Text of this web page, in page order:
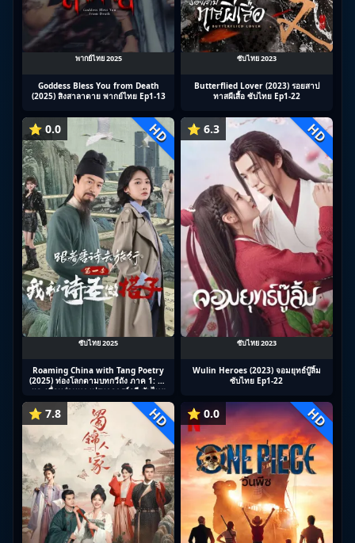
พากย์ไทย 2025
Goddess Bless You from Death
(2025) สิงสาลาตาย พากย์ไทย Ep1-13
ซับไทย 2023
Butterflied Lover (2023) รอยสาป
ทาสผีเสื้อ ซับไทย Ep1-22
⭐ 0.0 HD
ซับไทย 2025
Roaming China with Tang Poetry
(2025) ท่องโลกตามบทกวีถัง ภาค 1: ข้า
และเพื่อนร่วมทางปรมาจารย์กวี ซับไทย
Ep1-12
⭐ 6.3 HD
ซับไทย 2023
Wulin Heroes (2023) จอมยุทธ์บู๊ลิ้ม
ซับไทย Ep1-22
⭐ 7.8 HD ⭐ 0.0 HD